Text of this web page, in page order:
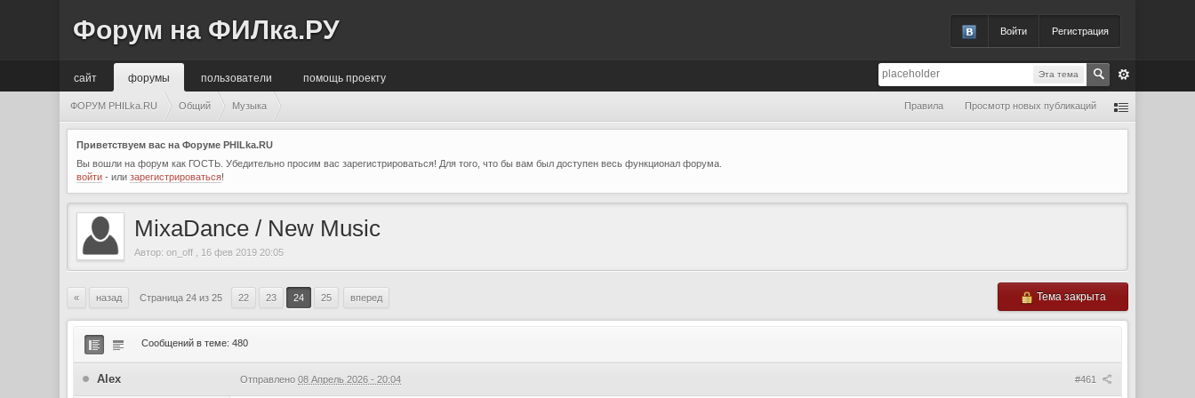
Войти Регистрация
Форум на ФИЛка.РУ
Эта тема
сайт помощь проекту
форумы пользователи
ФОРУМ PHILka.RU Общий Музыка Правила Просмотр новых публикаций
Приветствуем вас на Форуме PHILka.RU
Вы вошли на форум как ГОСТЬ. Убедительно просим вас зарегистрироваться! Для того, что бы вам был доступен весь функционал форума.
войти - илизарегистрироваться!
MixaDance / New Music
Автор:on_off 16 фев 2019 20:05
« назад Страница 24 из 25 22 23 24 25 вперед Тема закрыта
Сообщений в теме: 480
#461
Alex Отправлено08 Апрель 2026 - 20:04